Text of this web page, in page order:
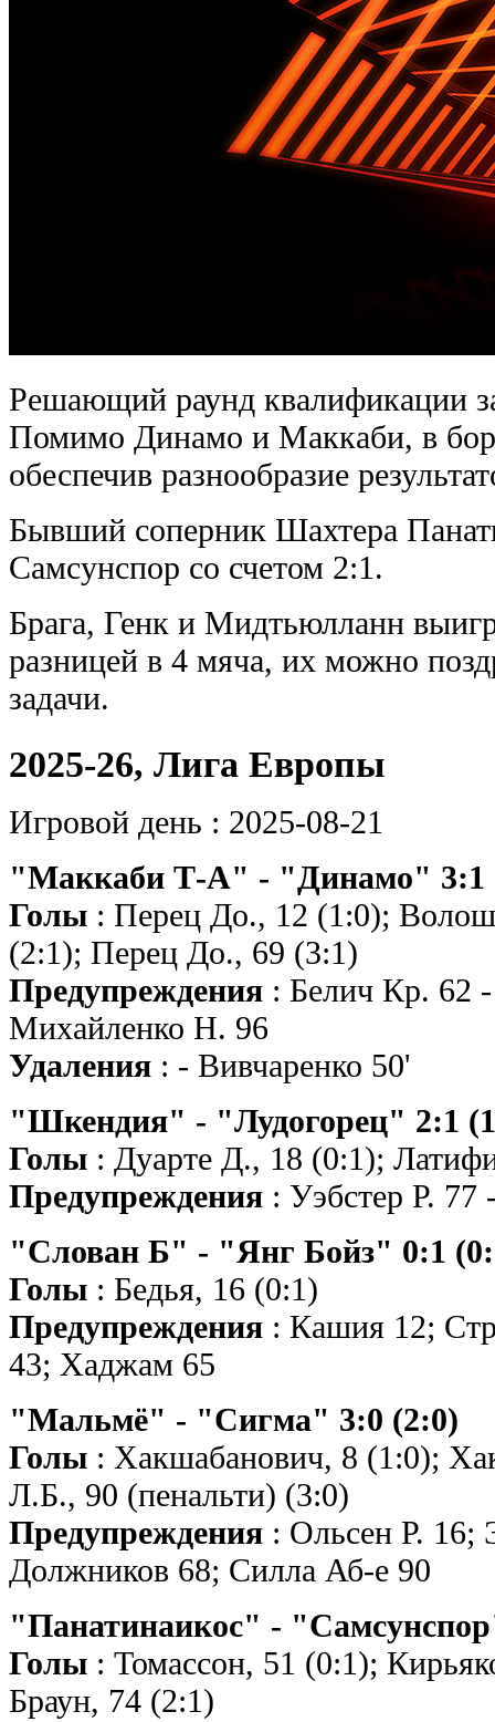
Решающий раунд квалификации
Помимо Динамо и Маккаби, в
обеспечив разнообразие
Бывший соперник Шахтера
Самсунспор со счетом 2:1.
Брага, Генк и Мидтьюлланн
разницей в 4 мяча, их можно
задачи.
2025-26, Лига Европы
Игровой день : 2025-08-21
"Маккаби Т-А" - "Динамо" 3:1
Голы : Перец До., 12 (1:0);
(2:1); Перец До., 69 (3:1)
Предупреждения : Белич Кр. 62
Михайленко Н. 96
Удаления : - Вивчаренко 50'
"Шкендия" - "Лудогорец" 2:1
Голы : Дуарте Д., 18 (0:1);
Предупреждения : Уэбстер Р. 77
"Слован Б" - "Янг Бойз" 0:1
Голы : Бедья, 16 (0:1)
Предупреждения : Кашия 12;
43; Хаджам 65
"Мальмё" - "Сигма" 3:0 (2:0)
Голы : Хакшабанович, 8 (1:0);
Л.Б., 90 (пенальти) (3:0)
Предупреждения : Ольсен Р. 16;
Должников 68; Силла Аб-е 90
"Панатинаикос" -
Голы : Томассон, 51 (0:1);
Браун, 74 (2:1)